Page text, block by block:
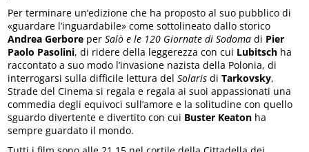
Per terminare un’edizione che ha proposto al suo pubblico di
«guardare l’inguardabile» come sottolineato dallo storico
Andrea Gerbore perSalò e le 120 Giornate di Sodoma di Pier
Paolo Pasolini, di ridere della leggerezza con cui Lubitsch ha
raccontato a suo modo l’invasione nazista della Polonia, di
interrogarsi sulla difficile lettura del Solaris diTarkovsky,
Strade del Cinema si regala e regala ai suoi appassionati una
commedia degli equivoci sull’amore e la solitudine con quello
sguardo divertente e divertito con cui Buster Keaton ha
sempre guardato il mondo.